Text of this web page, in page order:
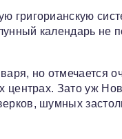
календарь не
но отмечается
центрах. Зато уж
шумных